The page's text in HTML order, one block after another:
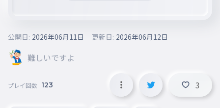
難しいですよ
公開日: 2026年06月11日 更新日: 2026年06月12日
プレイ回数 123 3